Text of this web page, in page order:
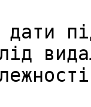
дати